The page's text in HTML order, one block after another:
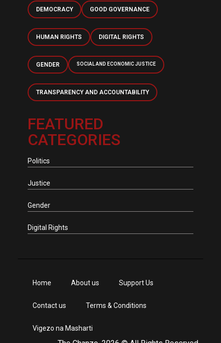
DEMOCRACY GOOD GOVERNANCE
HUMAN RIGHTS DIGITAL RIGHTS
GENDER SOCIAL AND ECONOMIC JUSTICE
TRANSPARENCY AND ACCOUNTABILITY
FEATURED
CATEGORIES
Politics
Justice
Gender
Digital Rights
Home About us Support Us
Contact us Terms & Conditions
Vigezo na Masharti